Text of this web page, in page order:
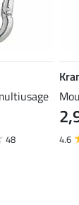
48 4.6